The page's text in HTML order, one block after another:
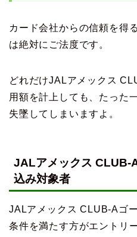
カード会社からの信頼を得
は絶対にご法度です。
どれだけJALアメックス
用額を計上しても、たった
失墜してしまいますよ。
JALアメックス CLUB-
込み対象者
JALアメックス CLUB-Aゴ
条件を満たす方がエントリ